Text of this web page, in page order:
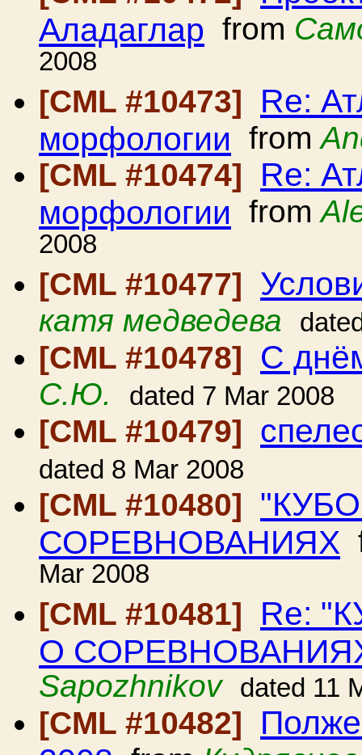
Аладаглар from
2008
[CML #10473]
Re:
морфологии from
[CML #10474]
Re:
морфологии from
2008
[CML #10477]
катя медведева
[CML #10478] С
С.Ю. dated 7 Mar 2008
[CML #10479]
dated 8 Mar 2008
[CML #10480]
СОРЕВНОВАНИЯХ
Mar 2008
[CML #10481]
Re:
О
Sapozhnikov
dated 11
[CML #10482]